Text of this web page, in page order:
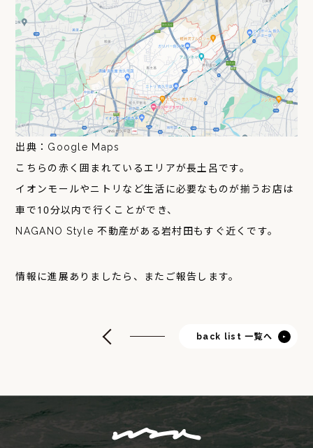
出典：Google Maps
こちらの赤く囲まれているエリアが長土呂です。
イオンモールやニトリなど生活に必要なものが揃うお店は
車で10分以内で行くことができ、
NAGANO Style 不動産がある岩村田もすぐ近くです。
情報に進展ありましたら、またご報告します。
back list 一覧へ